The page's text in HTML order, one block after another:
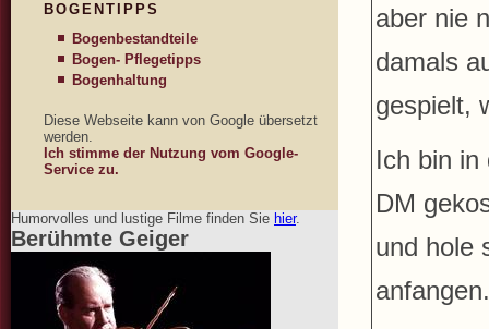
aber nie
damals
gespielt,
Ich bin in
DM
und hole
anfangen.
BOGENTIPPS
Bogenbestandteile
Bogen- Pflegetipps
Bogenhaltung
Diese Webseite kann von Google übersetzt
werden.
Ich stimme der Nutzung vom Google-
Service zu.
Humorvolles und lustige Filme finden Sie hier.
Berühmte Geiger